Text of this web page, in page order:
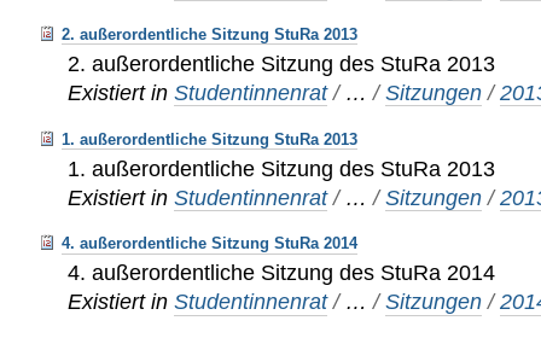
2. außerordentliche Sitzung StuRa 2013
2. außerordentliche Sitzung des StuRa 2013
Existiert in Studentinnenrat / …/Sitzungen /
1. außerordentliche Sitzung StuRa 2013
1. außerordentliche Sitzung des StuRa 2013
Existiert in Studentinnenrat / …/Sitzungen /
4. außerordentliche Sitzung StuRa 2014
4. außerordentliche Sitzung des StuRa 2014
Existiert in Studentinnenrat / …/Sitzungen /